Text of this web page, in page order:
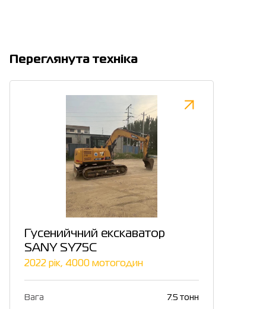
Переглянута техніка
Гусенийчний екскаватор
SANY SY75C
2022 рік, 4000 мотогодин
Вага 7.5 тонн